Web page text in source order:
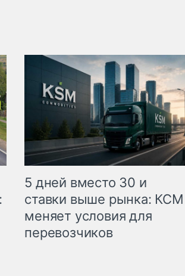
5 дней вместо 30 и
ставки выше рынка: КСМ
меняет условия для
перевозчиков